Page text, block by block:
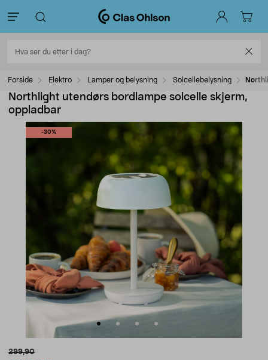
Forside Elektro Lamper og belysning Solcellebelysning
Northlight utendørs bordlampe solcelle skjerm,
oppladbar
-30%
299,90